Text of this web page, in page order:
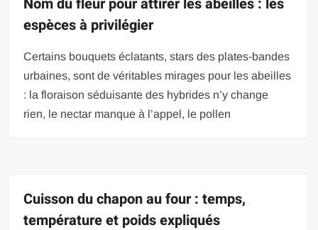
espèces à privilégier
Certains bouquets éclatants, stars des plates-bandes
urbaines, sont de véritables mirages pour les abeilles
: la floraison séduisante des hybrides n’y change
rien, le nectar manque à l’appel, le pollen
Cuisson du chapon au four : temps,
température et poids expliqués